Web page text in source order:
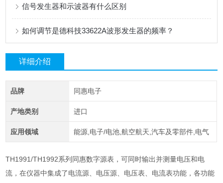
信号发生器和示波器有什么区别
如何调节是德科技33622A波形发生器的频率？
详细介绍
品牌 同惠电子
产地类别 进口
应用领域 能源,电子/电池,航空航天,汽车及零部件,电气
TH1991/TH1992系列同惠数字源表，可同时输出并测量电压和电
流，在仪器中集成了电流源、电压源、电压表、电流表功能，各功能